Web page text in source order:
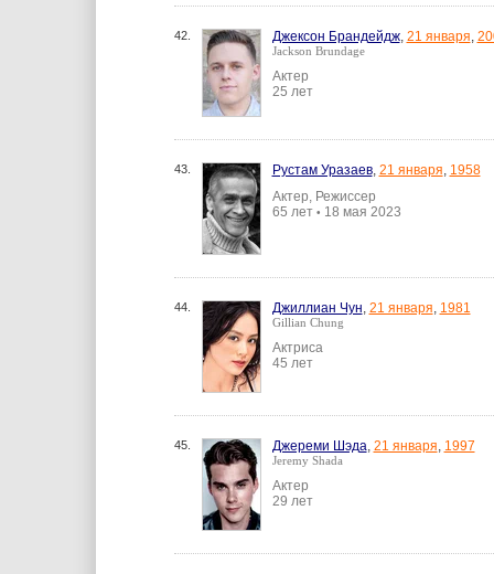
42. Джексон Брандейдж, 21 января,
Jackson Brundage
Актер
25 лет
43. Рустам Уразаев, 21 января, 1958
Актер, Режиссер
65 лет • 18 мая 2023
44. Джиллиан Чун, 21 января, 1981
Gillian Chung
Актриса
45 лет
45. Джереми Шэда, 21 января, 1997
Jeremy Shada
Актер
29 лет